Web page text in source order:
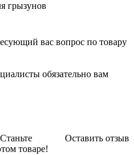
грызунов
вас вопрос по товару
обязательно вам
Оставить отзыв
товаре!